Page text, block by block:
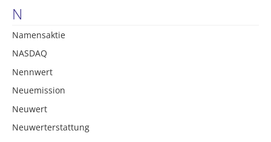
N
Namensaktie
NASDAQ
Nennwert
Neuemission
Neuwert
Neuwerterstattung